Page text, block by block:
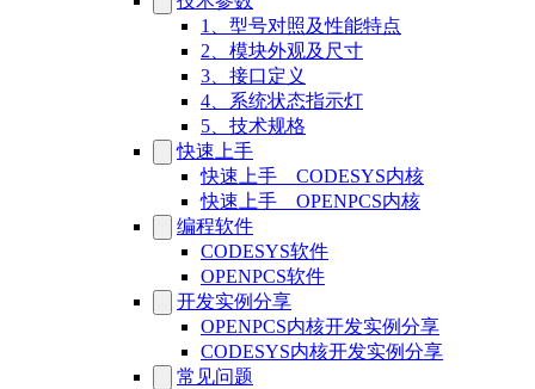
1、型号对照及性能特点
2、模块外观及尺寸
3、接口定义
4、系统状态指示灯
5、技术规格
快速上手
快速上手__CODESYS内核
快速上手__OPENPCS内核
编程软件
CODESYS软件
OPENPCS软件
开发实例分享
OPENPCS内核开发实例分享
CODESYS内核开发实例分享
常见问题